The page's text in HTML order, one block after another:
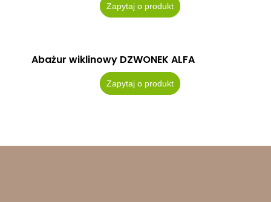
Zapytaj o produkt
Abażur wiklinowy DZWONEK ALFA
Zapytaj o produkt